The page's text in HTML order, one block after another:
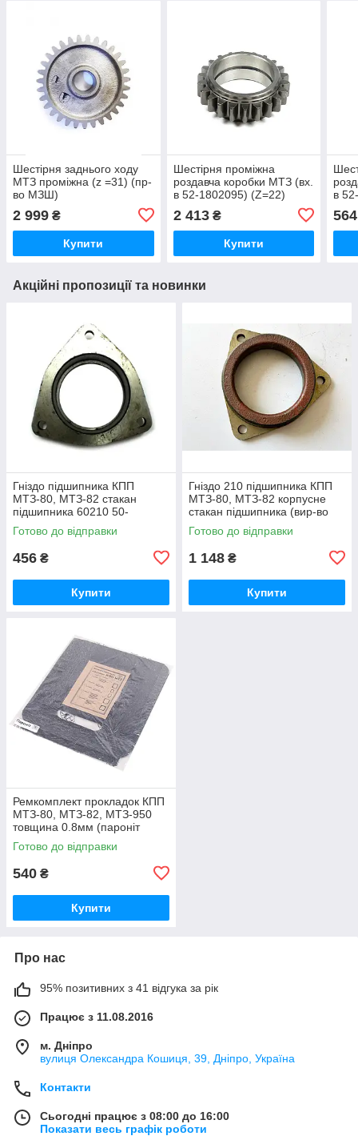
Шестірня заднього ходу
МТЗ проміжна (z =31) (пр-
во МЗШ)
2 999 ₴
Купити
Шестірня проміжна
роздавча коробки МТЗ (вх.
в 52-1802095) (Z=22)
2 413₴
Купити
в
564
Акційні пропозиції та новинки
Гніздо підшипника КПП
МТЗ-80, МТЗ-82 стакан
підшипника 60210 50-
1701184 / 50-1701184-А
Готово до відправки
456 ₴
Купити
Гніздо 210 підшипника КПП
МТЗ-80, МТЗ-82 корпусне
стакан підшипника (вир-во
Білорусь) 50-1701184 / 50-
1701184-А
Готово до відправки
1 148 ₴
Купити
Ремкомплект прокладок КПП
МТЗ-80, МТЗ-82, МТЗ-950
товщина 0.8мм (пароніт
Україна) Р/к коробки передач
МТЗ
Готово до відправки
540 ₴
Купити
Про нас
95% позитивних з 41 відгука за рік
Працює з 11.08.2016
м. Дніпро
вулиця Олександра Кошиця, 39, Дніпро, Україна
Контакти
Сьогодні працює з 08:00 до 16:00
Показати весь графік роботи